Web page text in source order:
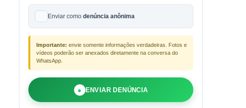
Enviar como denúncia anônima
Importante: envie somente informações verdadeiras. Fotos e
vídeos poderão ser anexados diretamente na conversa do
WhatsApp.
● ENVIAR DENÚNCIA